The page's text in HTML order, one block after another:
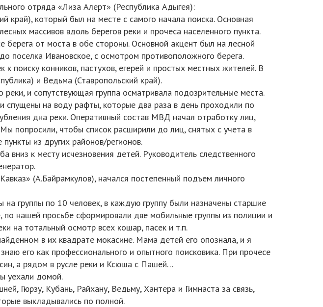
отряда «Лиза Алерт» (Республика Адыгея):
край), который был на месте с самого начала поиска. Основная
массивов вдоль берегов реки и прочеса населенного пункта.
от моста в обе стороны. Основной акцент был на лесной
поселка Ивановское, с осмотром противоположного берега.
поиску конников, пастухов, егерей и простых местных жителей. В
и Ведьма (Ставропольский край).
и сопутствующая группа осматривала подозрительные места.
спущены на воду рафты, которые два раза в день проходили по
дна реки. Оперативный состав МВД начал отработку лиц,
попросили, чтобы список расширили до лиц, снятых с учета в
из других районов/регионов.
к месту исчезновения детей. Руководитель следственного
(А.Байрамкулов), начался постепенный подъем личного
группы по 10 человек, в каждую группу были назначены старшие
нашей просьбе сформировали две мобильные группы из полиции и
на тотальный осмотр всех кошар, пасек и т.п.
в их квадрате мокасине. Мама детей его опознала, и я
его как профессионального и опытного поисковика. При прочесе
а рядом в русле реки и Ксюша с Пашей…
уехали домой.
Гюрзу, Кубань, Райхану, Ведьму, Хантера и Гимнаста за связь,
выкладывались по полной.